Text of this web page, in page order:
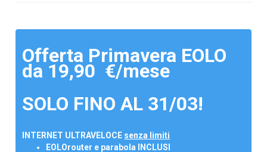
Offerta Primavera EOLO
da 19,90 €/mese
SOLO FINO AL 31/03!
INTERNET ULTRAVELOCE senza limiti
EOLOrouter e parabola INCLUSI